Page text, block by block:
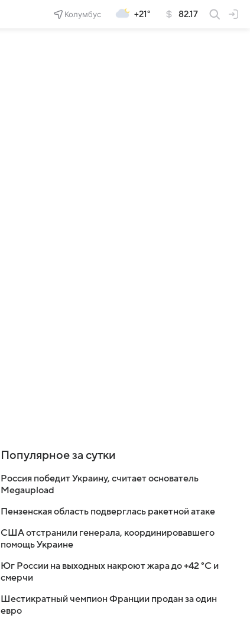
Колумбус +21° 82.17
Популярное за сутки
Россия победит Украину, считает основатель
Megaupload
Пензенская область подверглась ракетной атаке
США отстранили генерала, координировавшего
помощь Украине
Юг России на выходных накроют жара до +42 °C и
смерчи
Шестикратный чемпион Франции продан за один
евро